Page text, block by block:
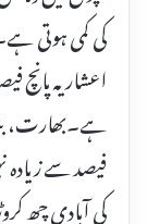
کی کمی ہوتی
اعشاریہ پانچ
ہے۔بھارت،
فیصد سے
کی آبادی چھ